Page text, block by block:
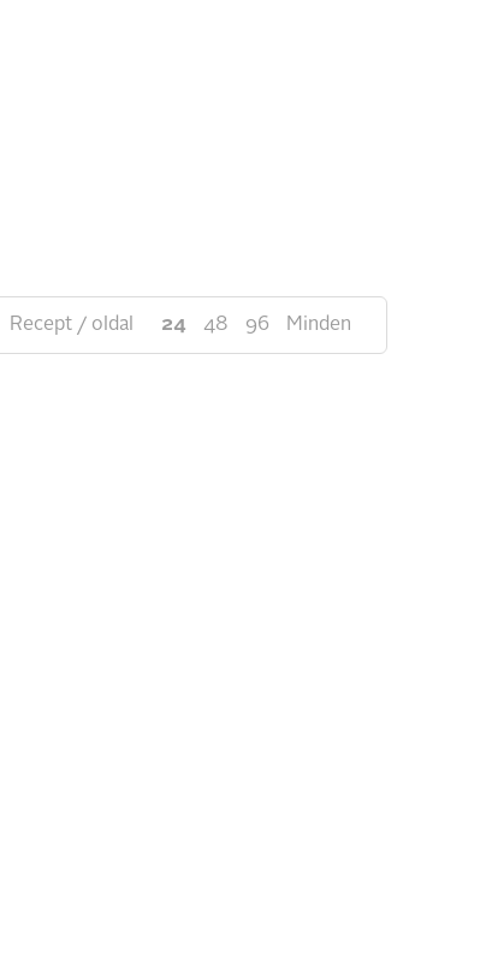
Recept / oldal 24 48 96 Minden